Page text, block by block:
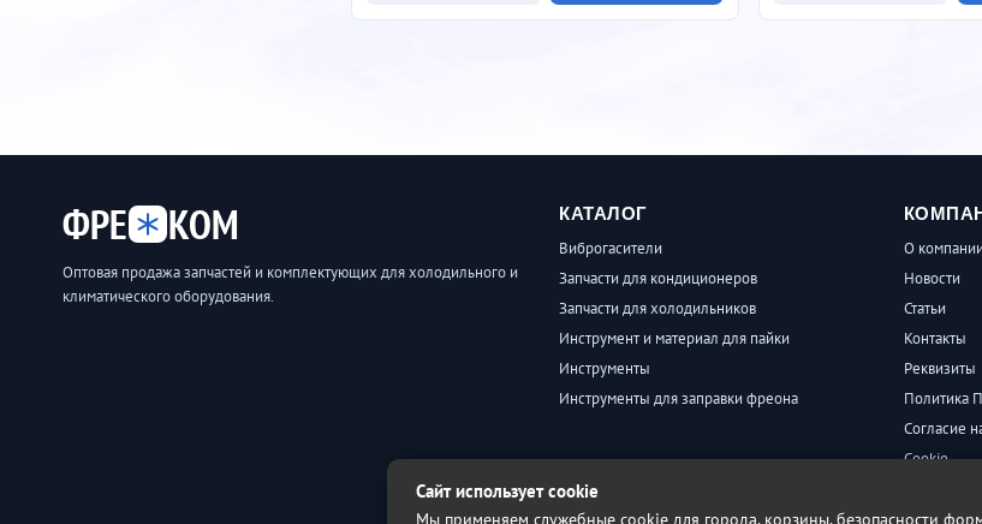
ФРЕ КОМ
Оптовая продажа запчастей и комплектующих для холодильного и
климатического оборудования.
КАТАЛОГ
Виброгасители
Запчасти для кондиционеров
Запчасти для холодильников
Инструмент и материал для пайки
Инструменты
Инструменты для заправки фреона
О компании
Новости
Статьи
Контакты
Реквизиты
Политика
Согласие
Cookie
Условия
Сайт использует cookie
Мы применяем служебные cookie для города, корзины, безопасности